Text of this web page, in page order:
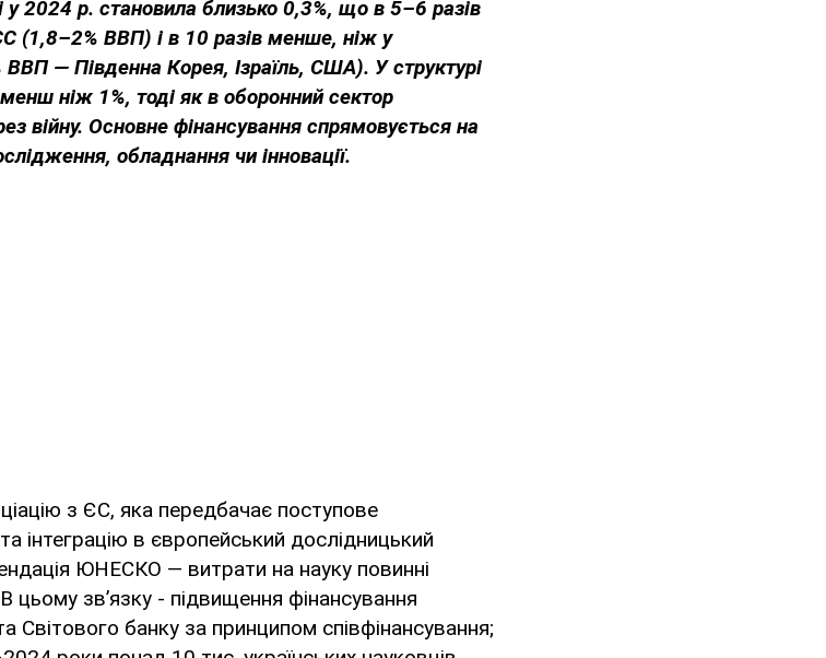
у 2024 р. становила близько 0,3%, що в 5–6 разів
(1,8–2% ВВП) і в 10 разів менше, ніж у
ВВП — Південна Корея, Ізраїль, США). У структурі
ніж 1%, тоді як в оборонний сектор
війну. Основне фінансування спрямовується на
обладнання чи інновації.
з ЄС, яка передбачає поступове
інтеграцію в європейський дослідницький
ЮНЕСКО — витрати на науку повинні
зв’язку - підвищення фінансування
Світового банку за принципом співфінансування;